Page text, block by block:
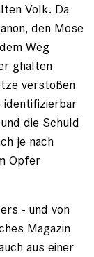
Volk. Da
den Mose
Weg
ghalten
verstoßen
identifizierbar
die Schuld
je nach
Opfer
- und von
Magazin
aus einer